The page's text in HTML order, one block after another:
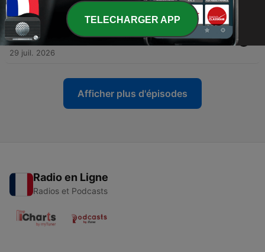
29 juil. 2026
631 - [DÉCOUVERTE] Avoir raison avec... Niki de Saint
Phalle | 5/5 · L'enfance comme une fin
29 juil. 2026
Afficher plus d'épisodes
Radio en Ligne
Radios et Podcasts
TELECHARGER APP